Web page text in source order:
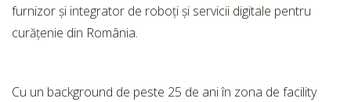
furnizor și integrator de roboți și servicii digitale pentru
curățenie din România.
Cu un background de peste 25 de ani în zona de facility